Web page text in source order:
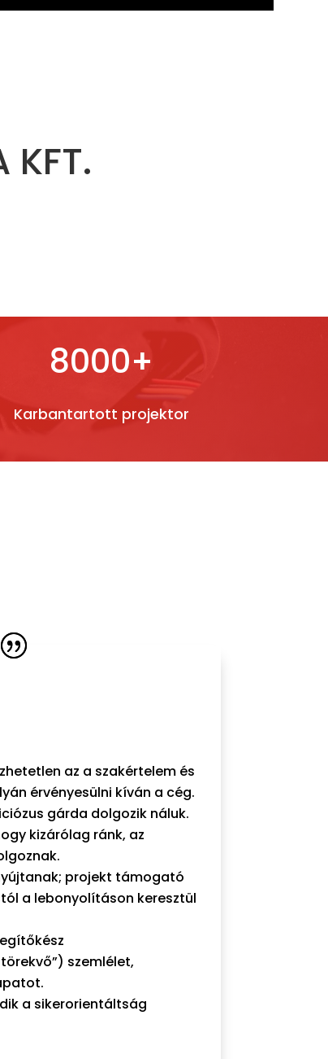
KFT.
8000+
Karbantartott projektor
az a szakértelem és
érvényesülni kíván a cég.
gárda dolgozik náluk.
kizárólag ránk, az
projekt támogató
a lebonyolításon keresztül
szemlélet,
a sikerorientáltság